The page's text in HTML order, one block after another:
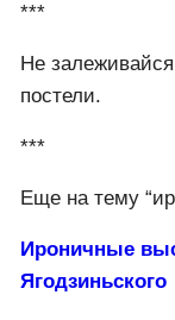
***
Не
постели.
***
Еще на тему
Ироничные
Ягодзиньского